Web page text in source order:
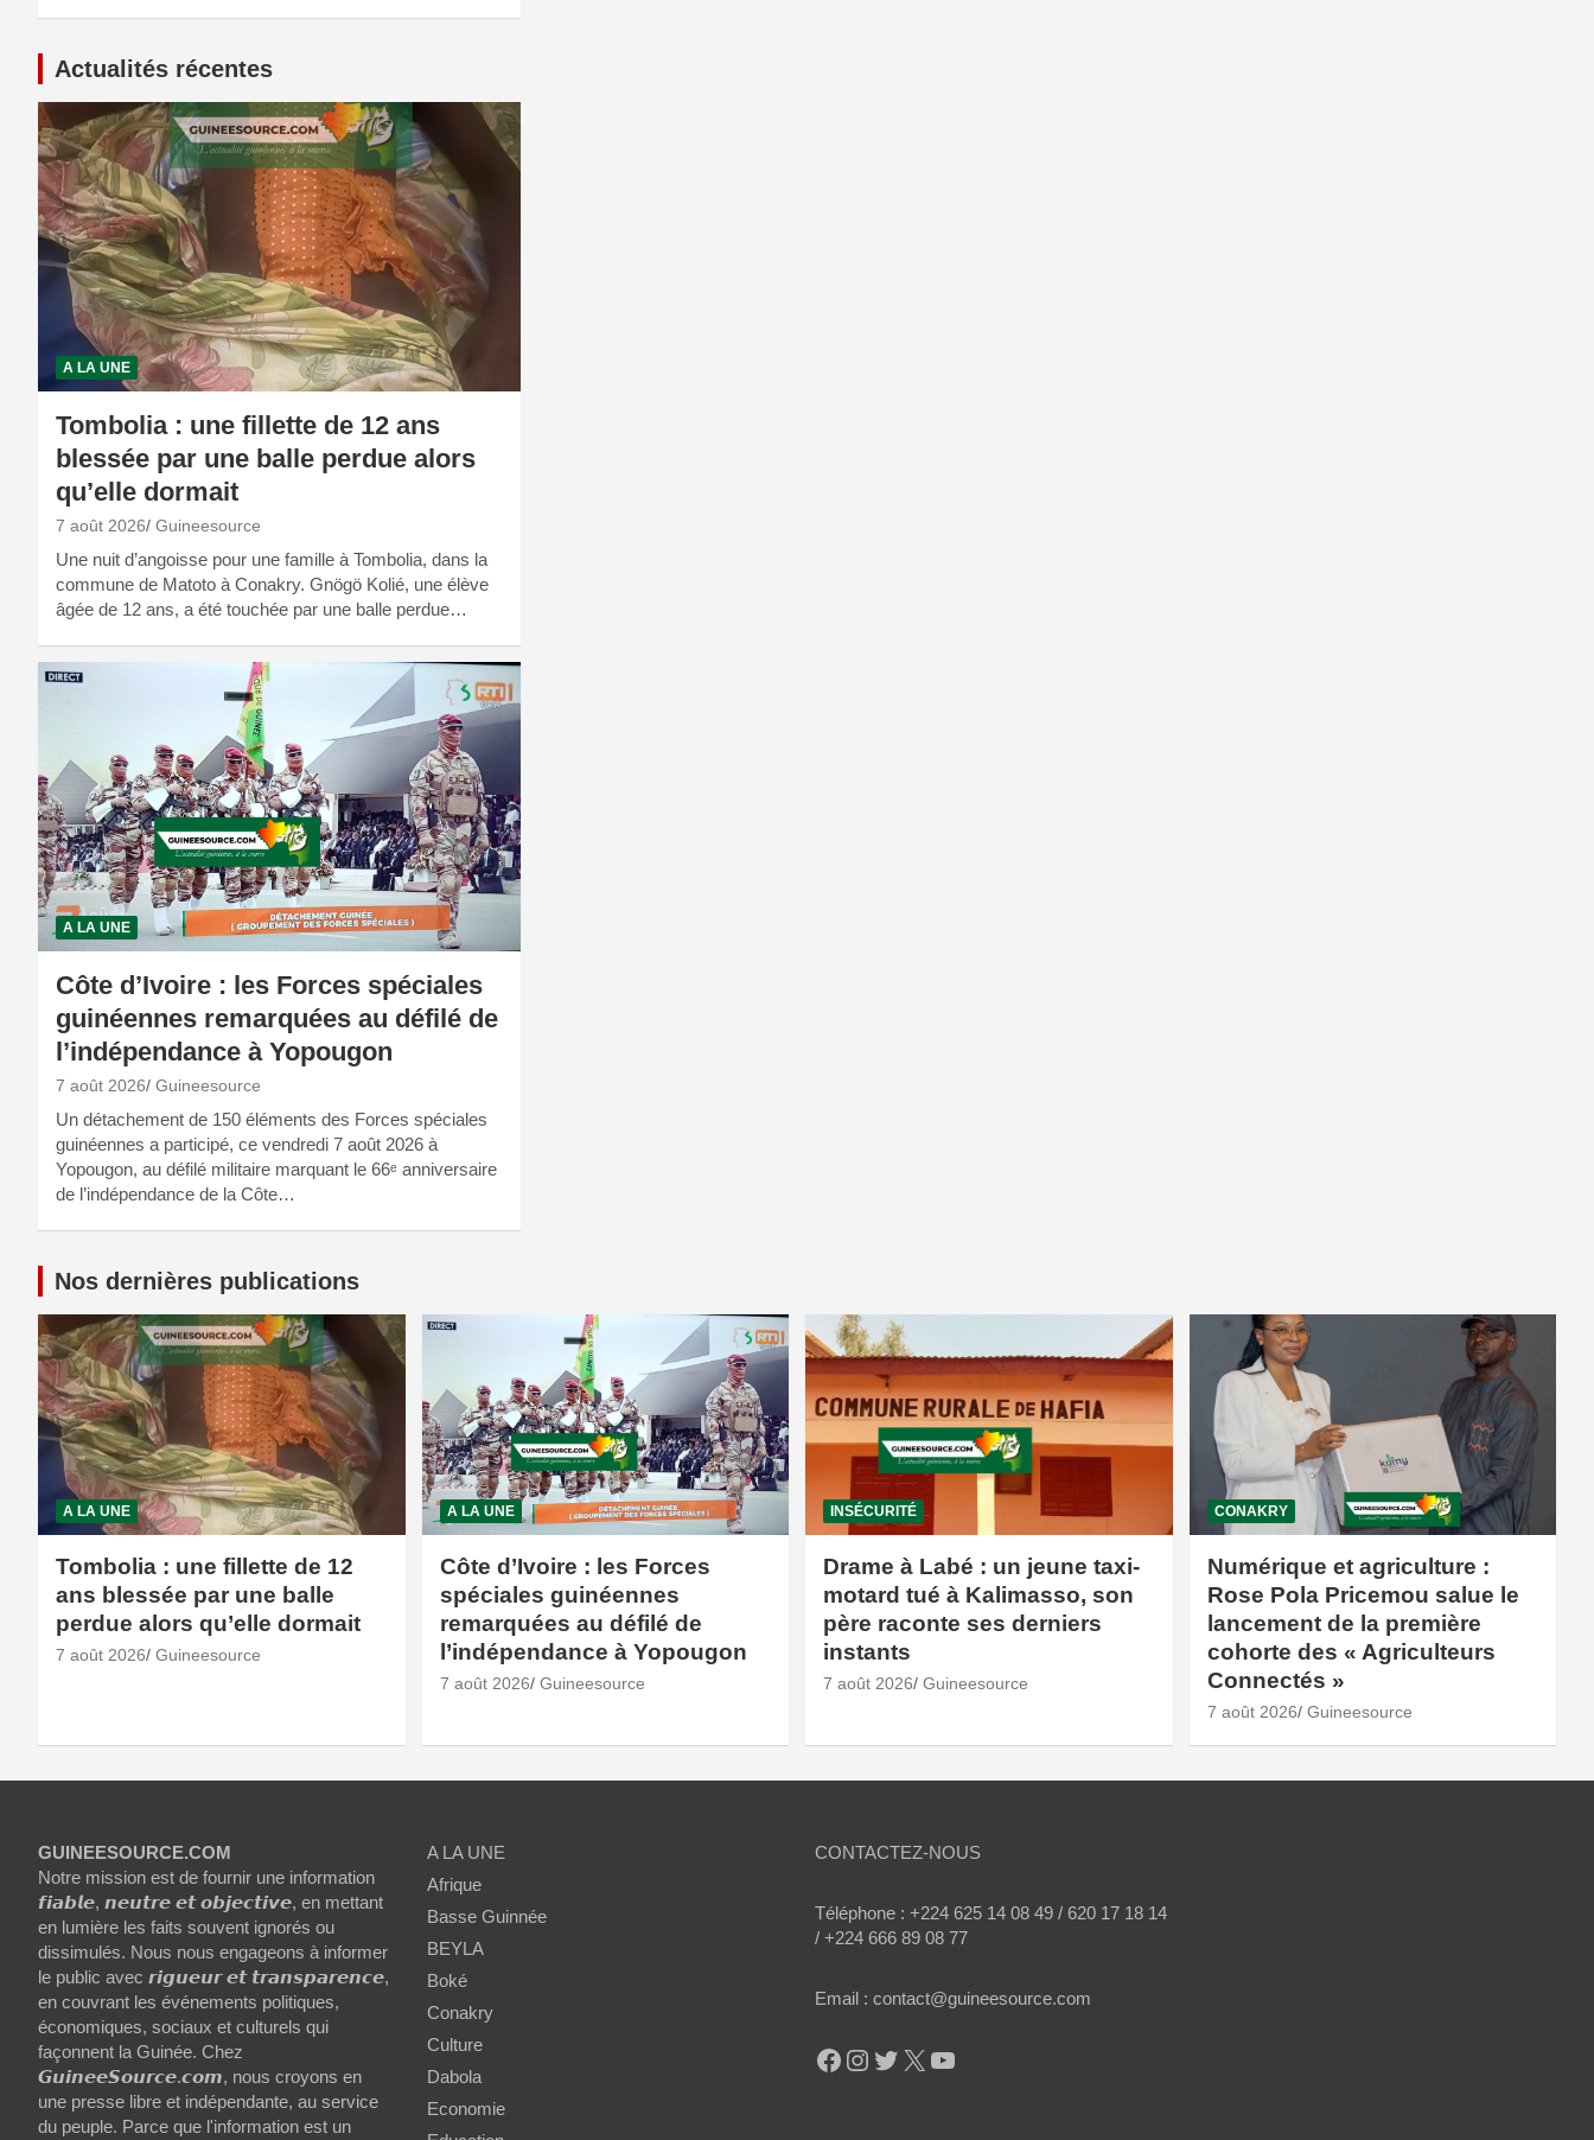
Actualités récentes
A LA UNE
Tombolia : une fillette de 12 ans
blessée par une balle perdue alors
qu’elle dormait
7 août 2026 Guineesource
Une nuit d’angoisse pour une famille à Tombolia, dans la
commune de Matoto à Conakry. Gnögö Kolié, une élève
âgée de 12 ans, a été touchée par une balle perdue…
A LA UNE
Côte d’Ivoire : les Forces spéciales
guinéennes remarquées au défilé de
l’indépendance à Yopougon
7 août 2026 Guineesource
Un détachement de 150 éléments des Forces spéciales
guinéennes a participé, ce vendredi 7 août 2026 à
Yopougon, au défilé militaire marquant le 66ᵉ anniversaire
de l’indépendance de la Côte…
Nos dernières publications
A LA UNE
Tombolia : une fillette de 12
ans blessée par une balle
perdue alors qu’elle dormait
7 août 2026 Guineesource
A LA UNE
Côte d’Ivoire : les Forces
spéciales guinéennes
remarquées au défilé de
l’indépendance à Yopougon
7 août 2026 Guineesource
INSÉCURITÉ
Drame à Labé : un jeune taxi-
motard tué à Kalimasso, son
père raconte ses derniers
instants
7 août 2026 Guineesource
CONAKRY
Numérique et agriculture :
Rose Pola Pricemou salue le
lancement de la première
cohorte des « Agriculteurs
Connectés »
7 août 2026 Guineesource
GUINEESOURCE.COM
Notre mission est de fournir une information
𝙛𝙞𝙖𝙗𝙡𝙚, 𝙣𝙚𝙪𝙩𝙧𝙚 𝙚𝙩 𝙤𝙗𝙟𝙚𝙘𝙩𝙞𝙫𝙚, en mettant
en lumière les faits souvent ignorés ou
dissimulés. Nous nous engageons à informer
le public avec 𝙧𝙞𝙜𝙪𝙚𝙪𝙧 𝙚𝙩 𝙩𝙧𝙖𝙣𝙨𝙥𝙖𝙧𝙚𝙣𝙘𝙚,
en couvrant les événements politiques,
économiques, sociaux et culturels qui
façonnent la Guinée. Chez
𝙂𝙪𝙞𝙣𝙚𝙚𝙎𝙤𝙪𝙧𝙘𝙚.𝙘𝙤𝙢, nous croyons en
une presse libre et indépendante, au service
du peuple. Parce que l'information est un
A LA UNE
Afrique
Basse Guinnée
BEYLA
Boké
Conakry
Culture
Dabola
Economie
CONTACTEZ-NOUS
Téléphone : +224 625 14 08 49 / 620 17 18 14
/ +224 666 89 08 77
Email : contact@guineesource.com
Facebook
Instagram
Twitter
X YouTube